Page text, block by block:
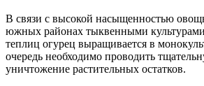
В связи с высокой насыщенностью
южных районах тыквенными
теплиц огурец выращивается в
очередь необходимо проводить
уничтожение растительных остатков.